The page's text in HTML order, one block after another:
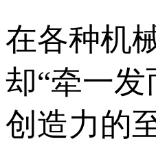
在各种机
却“牵一
创造力的